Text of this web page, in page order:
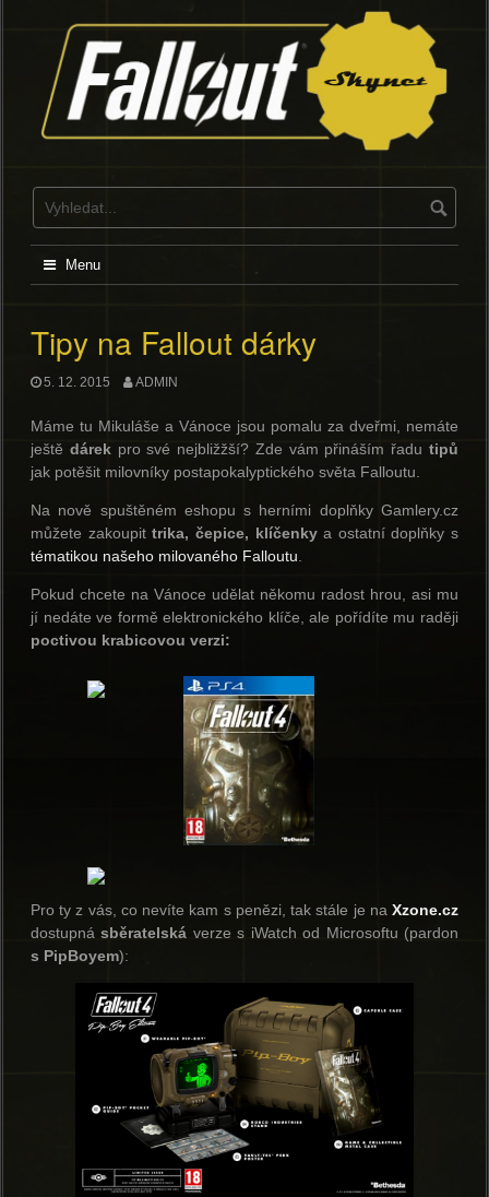
Menu
Tipy na Fallout dárky
5. 12. 2015 ADMIN
Máme tu Mikuláše a Vánoce jsou pomalu za dveřmi, nemáte
ještě dárekpro své nejbližžší? Zde vám přináším řadutipů
jak potěšit milovníky postapokalyptického světa Falloutu.
Na nově spuštěném eshopu s herními doplňky Gamlery.cz
můžete zakoupittrika, čepice, klíčenkya ostatní doplňky s
tématikou našeho milovaného Falloutu.
Pokud chcete na Vánoce udělat někomu radost hrou, asi mu
jí nedáte ve formě elektronického klíče, ale pořídíte mu raději
poctivou krabicovou verzi:
Pro ty z vás, co nevíte kam s penězi, tak stále je na Xzone.cz
dostupná sběratelská verze s iWatch od Microsoftu (pardon
s PipBoyem):